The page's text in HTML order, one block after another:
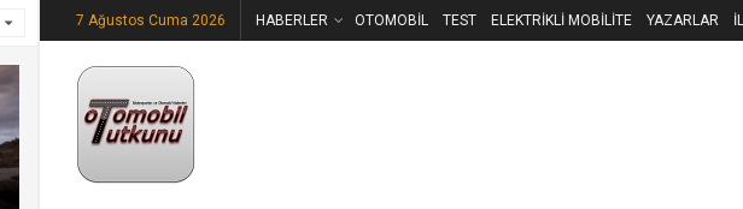
7 Ağustos Cuma 2026 HABERLER OTOMOBİL TEST ELEKTRİKLİ MOBİLİTE YAZARLAR